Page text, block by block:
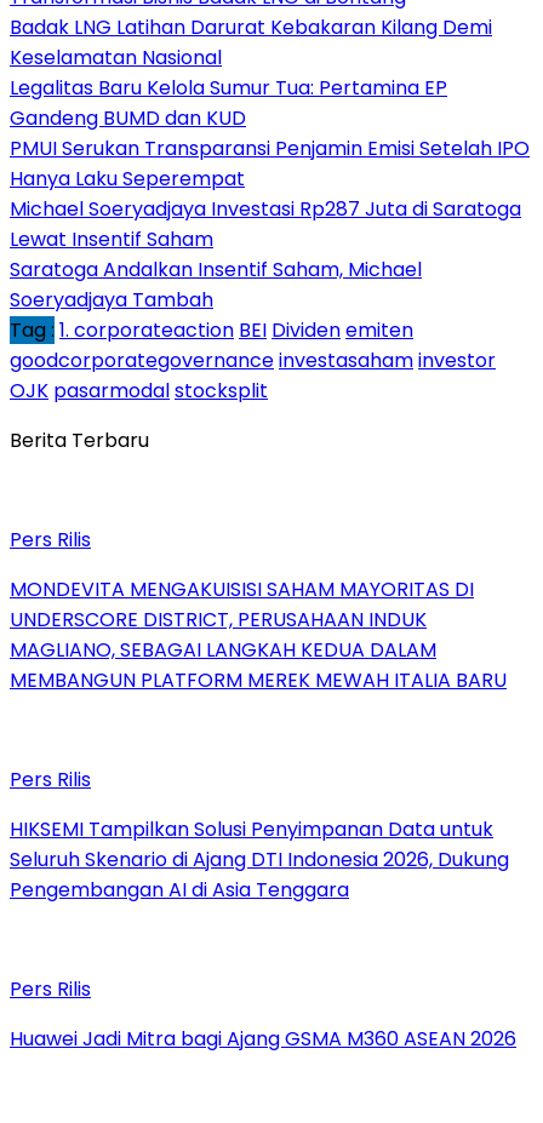
Badak LNG Latihan Darurat Kebakaran Kilang Demi
Keselamatan Nasional
Legalitas Baru Kelola Sumur Tua: Pertamina EP
Gandeng BUMD dan KUD
PMUI Serukan Transparansi Penjamin Emisi Setelah IPO
Hanya Laku Seperempat
Michael Soeryadjaya Investasi Rp287 Juta di Saratoga
Lewat Insentif Saham
Saratoga Andalkan Insentif Saham, Michael
Soeryadjaya Tambah
Tag : 1. corporateaction BEI Dividenemiten
goodcorporategovernanceinvestasahaminvestor
OJK pasarmodalstocksplit
Berita Terbaru
Pers Rilis
MONDEVITA MENGAKUISISI SAHAM MAYORITAS DI
UNDERSCORE DISTRICT, PERUSAHAAN INDUK
MAGLIANO, SEBAGAI LANGKAH KEDUA DALAM
MEMBANGUN PLATFORM MEREK MEWAH ITALIA BARU
Pers Rilis
HIKSEMI Tampilkan Solusi Penyimpanan Data untuk
Seluruh Skenario di Ajang DTI Indonesia 2026, Dukung
Pengembangan AI di Asia Tenggara
Pers Rilis
Huawei Jadi Mitra bagi Ajang GSMA M360 ASEAN 2026